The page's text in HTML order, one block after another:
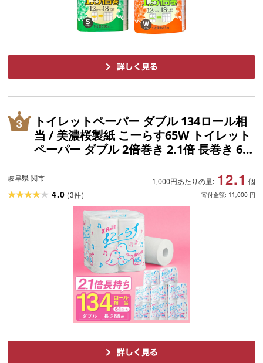
トイレットペーパー ダブル 134ロール相
当 / 美濃桜製紙 こーらす65W トイレット
ペーパー ダブル 2倍巻き 2.1倍 長巻き 64
ス加工 防災 備蓄 生活用品 トイレットロ
ール 岐阜県関市
岐阜県 関市 1,000円あたりの量: 12.1 個
寄付金額: 11,000 円
4.0 (3件)